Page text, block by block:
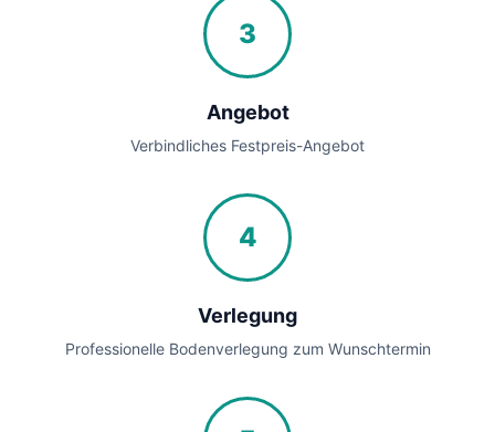
3
Angebot
Verbindliches Festpreis-Angebot
4
Verlegung
Professionelle Bodenverlegung zum Wunschtermin